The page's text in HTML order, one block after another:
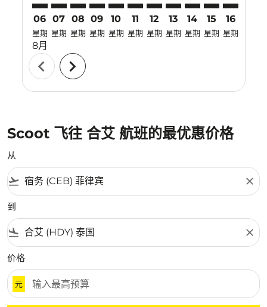
06
星期
8月
07
星期
08
星期
09
星期
10
星期
11
星期
12
星期
13
星期
14
星期
15
星期
16
星期
chevron_left chevron_right
Scoot 飞往 合艾 航班的最优惠价格
从
flight_takeoff close
到
flight_land close
价格
元